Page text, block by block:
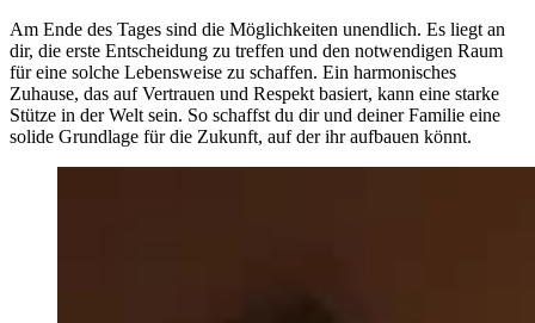
Am Ende des Tages sind die Möglichkeiten unendlich. Es liegt an
dir, die erste Entscheidung zu treffen und den notwendigen Raum
für eine solche Lebensweise zu schaffen. Ein harmonisches
Zuhause, das auf Vertrauen und Respekt basiert, kann eine starke
Stütze in der Welt sein. So schaffst du dir und deiner Familie eine
solide Grundlage für die Zukunft, auf der ihr aufbauen könnt.